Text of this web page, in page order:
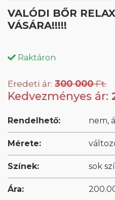
VALÓDI BŐR
VÁSÁRA!!!!!
Raktáron
Eredeti ár: 300 000Ft.
Kedvezményes ár:
Rendelhető: nem,
Mérete:
Színek: sok
Ára: